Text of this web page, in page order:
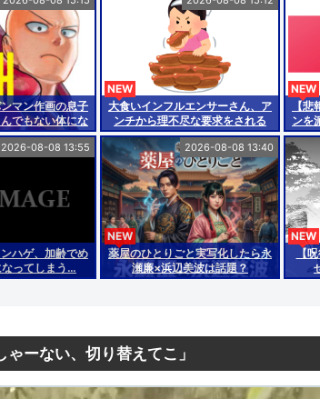
マン作画の息子
でもない体にな
ｗｗ
大食いインフルエンサーさん、ア
ンチから理不尽な要求をされる
NEW
【
ンを
NEW
ンハゲ、加齢でめ
ってしまう…
2026-08-08 13:55
薬屋のひとりごと実写化したら永
瀬廉×浜辺美波は話題？
NEW
2026-08-08 13:40
【
NEW
ーない、切り替えてこ」